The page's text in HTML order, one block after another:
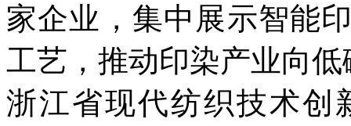
家企业，集中展示智能
工艺，推动印染产业向
浙江省现代纺织技术创